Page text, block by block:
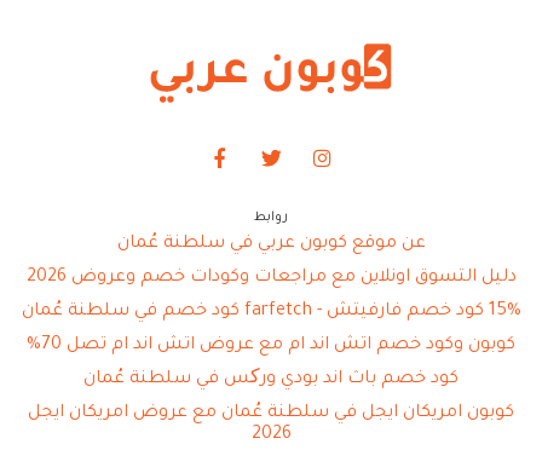
روابط
عن موقع كوبون عربي في سلطنة عُمان
دليل التسوق اونلاين مع مراجعات وكودات خصم وعروض 2026
15% كود خصم فارفيتش - farfetch كود خصم في سلطنة عُمان
كوبون وكود خصم اتش اند ام مع عروض اتش اند ام تصل 70%
كود خصم باث اند بودي ورکس في سلطنة عُمان
كوبون امريكان ايجل في سلطنة عُمان مع عروض امريكان ايجل
2026